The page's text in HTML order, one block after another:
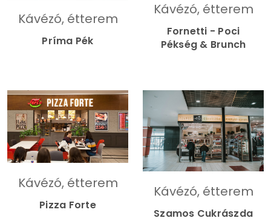
Kávézó, étterem
Príma Pék
Kávézó, étterem
Fornetti - Poci
Pékség & Brunch
Kávézó, étterem
Pizza Forte
Kávézó, étterem
Szamos Cukrászda